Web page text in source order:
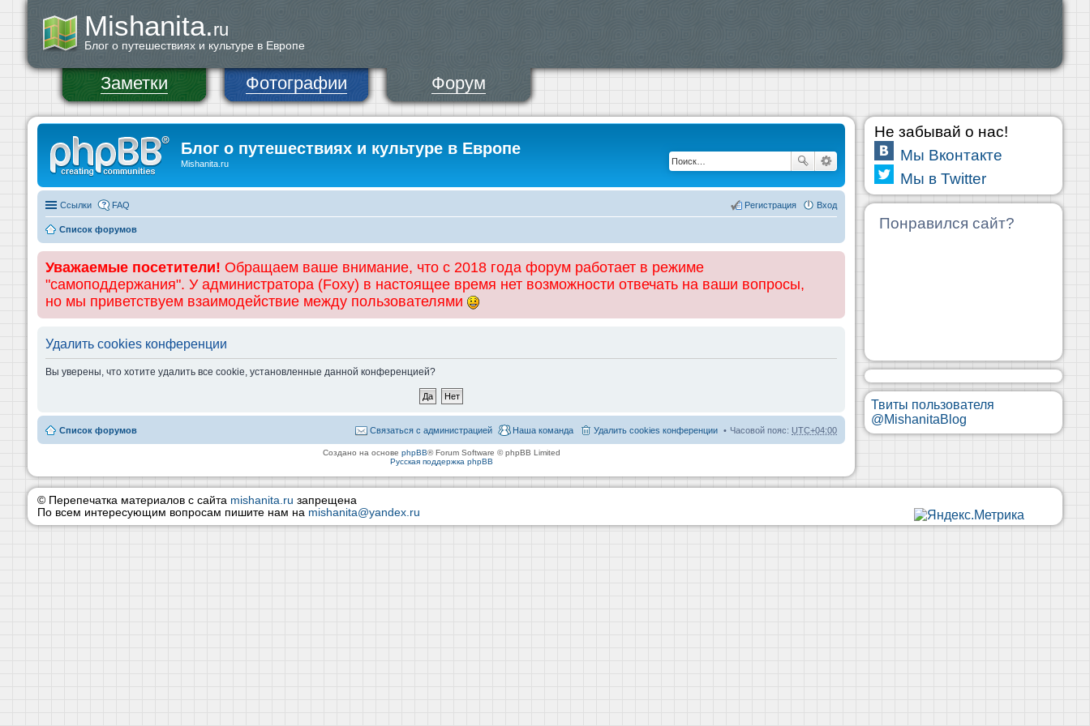
Mishanita.ru
Блог о путешествиях и культуре в Европе
Заметки Фотографии Форум
Блог о путешествиях и культуре в Европе
Mishanita.ru
Ссылки FAQ Вход
Регистрация
Список форумов
Уважаемые посетители! Обращаем ваше внимание, что с 2018 года форум работает в режиме
"самоподдержания". У администратора (Foxy) в настоящее время нет возможности отвечать на ваши вопросы,
но мы приветствуем взаимодействие между пользователями
Удалить cookies конференции
Вы уверены, что хотите удалить все cookie, установленные данной конференцией?
Список форумов Часовой пояс: UTC+04:00
Удалить cookies конференции
Наша команда
Связаться с администрацией
Создано на основе phpBB® Forum Software © phpBB Limited
Русская поддержка phpBB
Не забывай о нас!
Мы Вконтакте
Мы в Twitter
Понравился сайт?
Твиты пользователя
@MishanitaBlog
© Перепечатка материалов с сайта mishanita.ru запрещена
По всем интересующим вопросам пишите нам на mishanita@yandex.ru